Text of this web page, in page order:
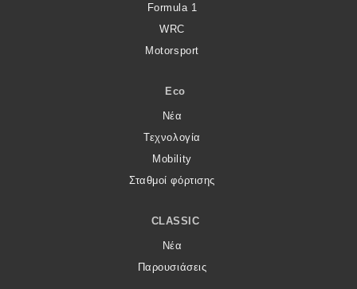
Formula 1
WRC
Motorsport
Eco
Νέα
Τεχνολογία
Mobility
Σταθμοί φόρτισης
CLASSIC
Νέα
Παρουσιάσεις